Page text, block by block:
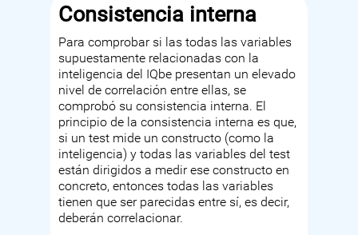
Consistencia interna
Para comprobar si las todas las variables
supuestamente relacionadas con la
inteligencia del IQbe presentan un elevado
nivel de correlación entre ellas, se
comprobó su consistencia interna. El
principio de la consistencia interna es que,
si un test mide un constructo (como la
inteligencia) y todas las variables del test
están dirigidos a medir ese constructo en
concreto, entonces todas las variables
tienen que ser parecidas entre sí, es decir,
deberán correlacionar.